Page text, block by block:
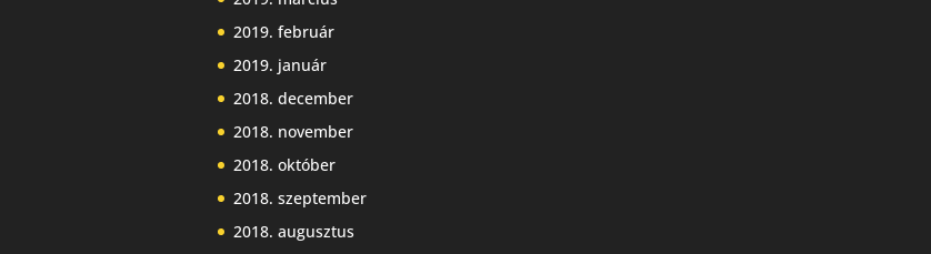
2019. február
2019. január
2018. december
2018. november
2018. október
2018. szeptember
2018. augusztus